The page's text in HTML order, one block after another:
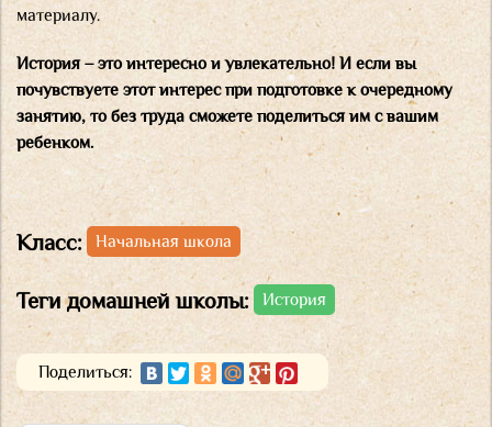
материалу.
История – это интересно и увлекательно! И если вы
почувствуете этот интерес при подготовке к очередному
занятию, то без труда сможете поделиться им с вашим
ребенком.
Класс: Начальная школа
Теги домашней школы: История
Поделиться: